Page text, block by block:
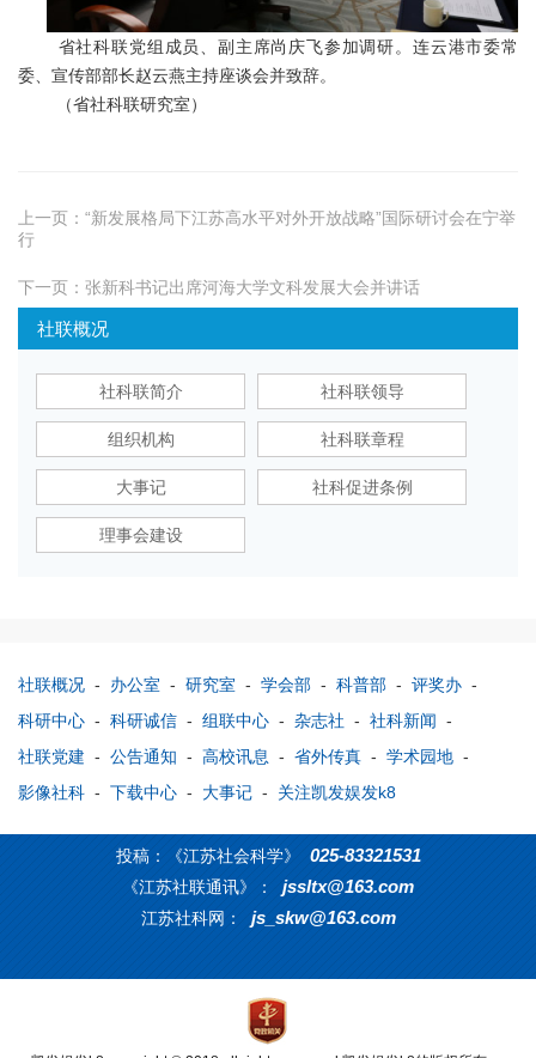
省社科联党组成员、副主席尚庆飞参加调研。连云港市委常
委、宣传部部长赵云燕主持座谈会并致辞。
（省社科联研究室）
上一页： “新发展格局下江苏高水平对外开放战略”国际研讨会在宁举
行
下一页： 张新科书记出席河海大学文科发展大会并讲话
社联概况
社科联简介 社科联领导
组织机构 社科联章程
大事记 社科促进条例
理事会建设
社联概况 - 办公室 - 研究室 - 学会部 - 科普部 - 评奖办 -
科研中心 - 科研诚信 - 组联中心 - 杂志社 - 社科新闻 -
社联党建 - 公告通知 - 高校讯息 - 省外传真 - 学术园地 -
影像社科 - 下载中心 - 大事记 - 关注凯发娱发k8
投稿：《江苏社会科学》 025-83321531
《江苏社联通讯》： jssltx@163.com
江苏社科网： js_skw@163.com